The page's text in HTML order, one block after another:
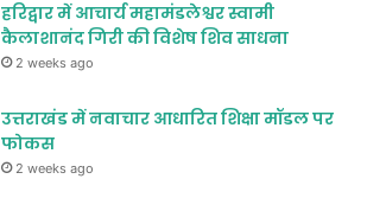
हरिद्वार में आचार्य महामंडलेश्वर स्वामी
कैलाशानंद गिरी की विशेष शिव साधना
2 weeks ago
उत्तराखंड में नवाचार आधारित शिक्षा मॉडल पर
फोकस
2 weeks ago